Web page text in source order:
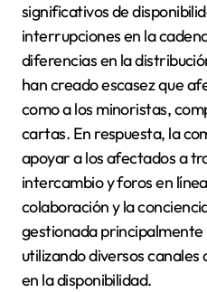
significativos de
interrupciones en la
diferencias en la
han creado escasez que
como a los minoristas,
cartas. En respuesta, la
apoyar a los afectados a
intercambio y foros en
colaboración y la
gestionada
utilizando diversos canales
en la disponibilidad.